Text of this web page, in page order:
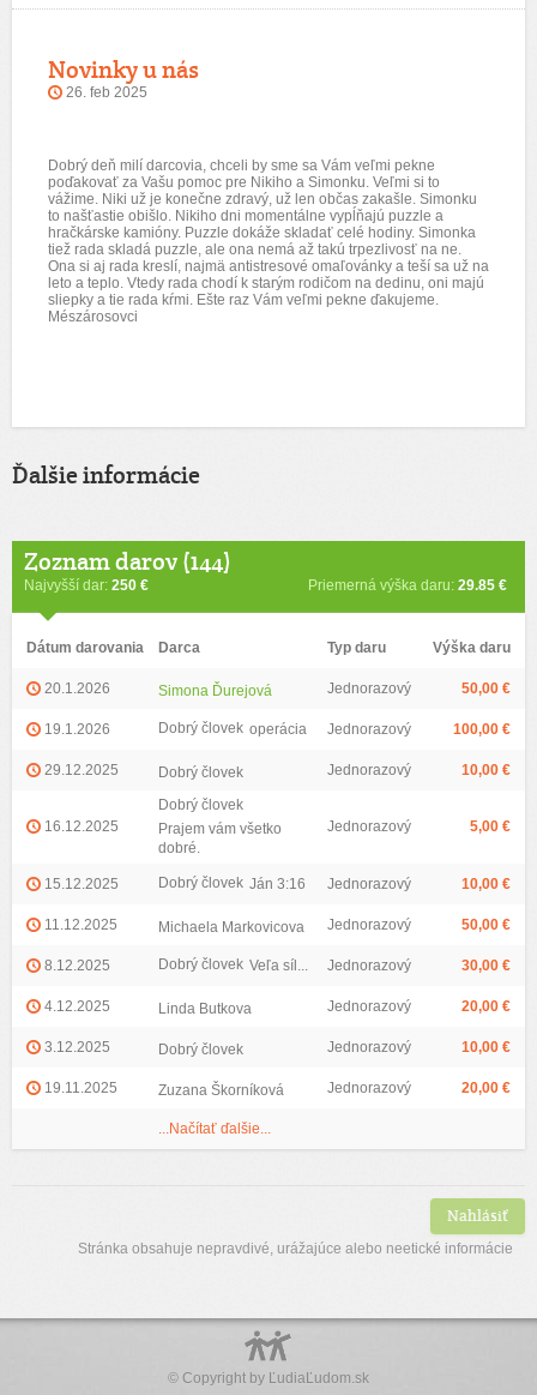
Novinky u nás
26. feb 2025
Dobrý deň milí darcovia, chceli by sme sa Vám veľmi pekne
poďakovať za Vašu pomoc pre Nikiho a Simonku. Veľmi si to
vážime. Niki už je konečne zdravý, už len občas zakašle. Simonku
to našťastie obišlo. Nikiho dni momentálne vypĺňajú puzzle a
hračkárske kamióny. Puzzle dokáže skladať celé hodiny. Simonka
tiež rada skladá puzzle, ale ona nemá až takú trpezlivosť na ne.
Ona si aj rada kreslí, najmä antistresové omaľovánky a teší sa už na
leto a teplo. Vtedy rada chodí k starým rodičom na dedinu, oni majú
sliepky a tie rada kŕmi. Ešte raz Vám veľmi pekne ďakujeme.
Mészárosovci
Ďalšie informácie
Zoznam darov (144)
Najvyšší dar: 250 € Priemerná výška daru: 29.85 €
Dátum darovania Darca Typ daru Výška daru
20.1.2026 Simona Ďurejová Jednorazový 50,00 €
19.1.2026 Dobrý človek operácia Jednorazový 100,00 €
29.12.2025 Dobrý človek Jednorazový 10,00 €
16.12.2025
Dobrý človek
Prajem vám všetko
dobré.
Jednorazový 5,00 €
15.12.2025 Dobrý človek Ján 3:16 Jednorazový 10,00 €
11.12.2025 Michaela Markovicova Jednorazový 50,00 €
8.12.2025 Dobrý človek Veľa síl... Jednorazový 30,00 €
4.12.2025 Linda Butkova Jednorazový 20,00 €
3.12.2025 Dobrý človek Jednorazový 10,00 €
19.11.2025 Zuzana Škorníková Jednorazový 20,00 €
...Načítať ďalšie...
Nahlásiť
Stránka obsahuje nepravdivé, urážajúce alebo neetické informácie
© Copyright by ĽudiaĽudom.sk